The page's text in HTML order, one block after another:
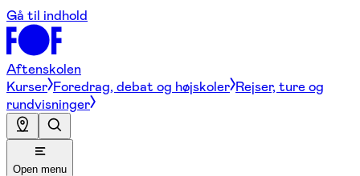
Gå til indhold
Aftenskolen
Kurser Foredrag, debat og højskoler Rejser, ture og
rundvisninger
Open menu